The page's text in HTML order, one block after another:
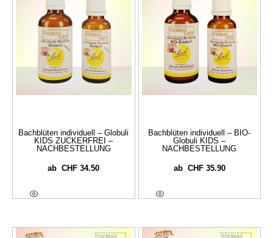
Bachblüten individuell – Globuli
KIDS ZUCKERFREI –
NACHBESTELLUNG
abCHF 34.50
Bachblüten individuell – BIO-
Globuli KIDS –
NACHBESTELLUNG
ab CHF35.90